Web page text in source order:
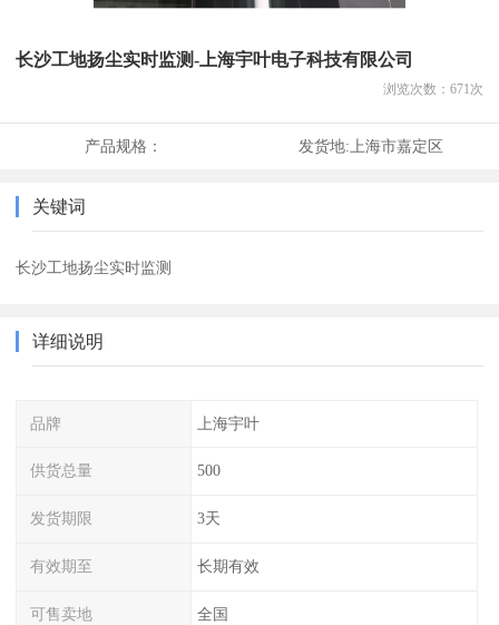
长沙工地扬尘实时监测-上海宇叶电子科技有限公司
浏览次数： 671 次
产品规格： 发货地:上海市嘉定区
关键词
长沙工地扬尘实时监测
详细说明
品牌 上海宇叶
供货总量 500
发货期限 3天
有效期至 长期有效
可售卖地 全国